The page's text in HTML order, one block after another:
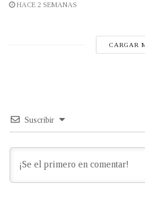
HACE 2 SEMANAS
CARGAR
Suscribir